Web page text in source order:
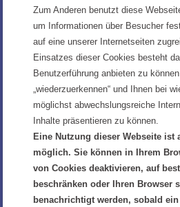
Zum Anderen benutzt diese
um Informationen über Besucher
auf eine unserer Internetseiten
Einsatzes dieser Cookies besteht
Benutzerführung anbieten zu
„wiederzuerkennen“ und Ihnen bei
möglichst abwechslungsreiche
Inhalte präsentieren zu können.
Eine Nutzung dieser Webseite ist
möglich. Sie können in Ihrem
von Cookies deaktivieren, auf
beschränken oder Ihren Browser
benachrichtigt werden, sobald